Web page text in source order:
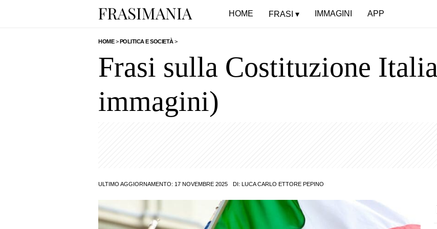
HOME FRASI IMMAGINI APP
HOME>POLITICA E SOCIETÀ>
Frasi sulla Costituzione
immagini)
ULTIMO AGGIORNAMENTO: 17 NOVEMBRE 2025 DI: LUCA CARLO ETTORE PEPINO